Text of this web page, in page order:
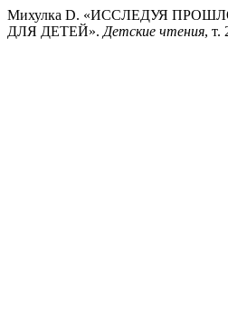
Михулка D. «ИССЛЕДУЯ
ДЛЯ ДЕТЕЙ». Детские чтения, т.